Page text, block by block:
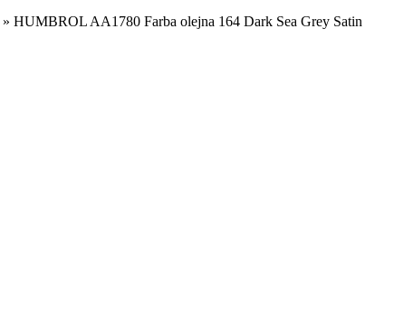
» HUMBROL AA1780 Farba olejna 164 Dark Sea Grey Satin